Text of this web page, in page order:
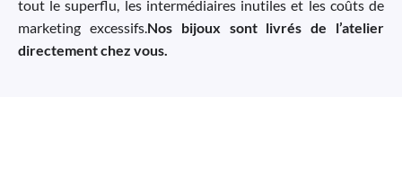
tout le superflu, les intermédiaires inutiles et les coûts de
marketing excessifs. Nos bijoux sont livrés de l’atelier
directement chez vous.